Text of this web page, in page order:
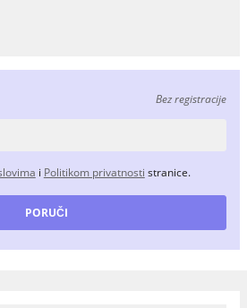
Bez registracije
i Politikom privatnosti stranice.